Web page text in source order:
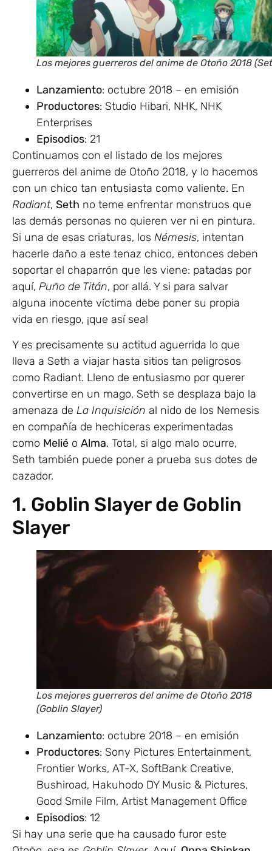
Los mejores guerreros del anime de Otoño 2018
Lanzamiento: octubre 2018 – en emisión
Productores: Studio Hibari, NHK, NHK
Enterprises
Episodios: 21
Continuamos con el listado de los mejores
guerreros del anime de Otoño 2018, y lo hacemos
con un chico tan entusiasta como valiente. En
Radiant, Seth no teme enfrentar monstruos que
las demás personas no quieren ver ni en pintura.
Si una de esas criaturas, los Némesis, intentan
hacerle daño a este tenaz chico, entonces deben
soportar el chaparrón que les viene: patadas por
aquí, Puño de Titán, por allá. Y si para salvar
alguna inocente víctima debe poner su propia
vida en riesgo, ¡que así sea!
Y es precisamente su actitud aguerrida lo que
lleva a Seth a viajar hasta sitios tan peligrosos
como Radiant. Lleno de entusiasmo por querer
convertirse en un mago, Seth se desplaza bajo la
amenaza de La Inquisición al nido de los Nemesis
en compañía de hechiceras experimentadas
como Melié o Alma. Total, si algo malo ocurre,
Seth también puede poner a prueba sus dotes de
cazador.
1. Goblin Slayer de Goblin
Slayer
Los mejores guerreros del anime de Otoño 2018
(Goblin Slayer)
Lanzamiento: octubre 2018 – en emisión
Productores: Sony Pictures Entertainment,
Frontier Works, AT-X, SoftBank Creative,
Bushiroad, Hakuhodo DY Music & Pictures,
Good Smile Film, Artist Management Office
Episodios: 12
Si hay una serie que ha causado furor este